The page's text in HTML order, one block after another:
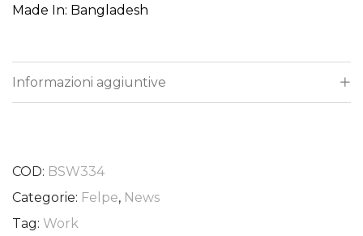
Made In: Bangladesh
Informazioni aggiuntive
COD: BSW334
Categorie: Felpe, News
Tag: Work